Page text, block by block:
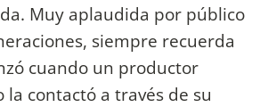
Muy aplaudida por público
siempre recuerda
cuando un productor
contactó a través de su